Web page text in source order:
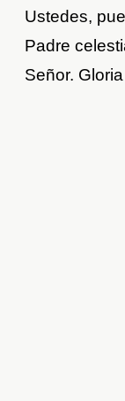
Ustedes,
Padre
Señor.